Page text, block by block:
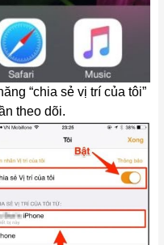
“chia sẻ vị trí của tôi”
theo dõi.